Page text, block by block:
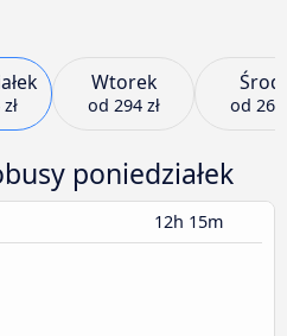
Wtorek
od 294 zł od 269
poniedziałek
12h 15m